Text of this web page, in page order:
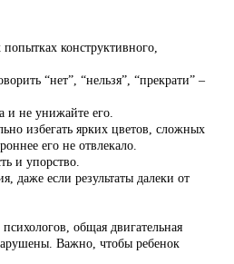
конструктивного,
“нет”, “нельзя”, “прекрати” –
и не унижайте его.
избегать ярких цветов, сложных
его не отвлекало.
и упорство.
даже если результаты далеки от
общая двигательная
Важно, чтобы ребенок